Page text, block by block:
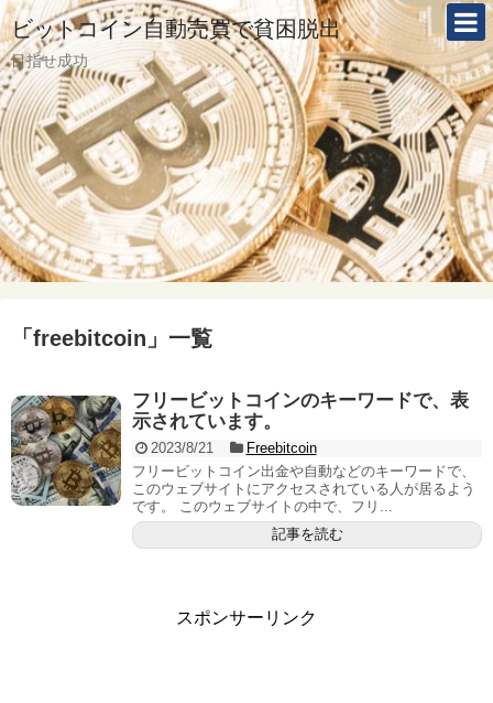
ビットコイン自動売買で貧困脱出
目指せ成功
「 freebitcoin 」 一覧
フリービットコインのキーワードで、表
示されています。
2023/8/21
Freebitcoin
フリービットコイン出金や自動などのキーワードで、
このウェブサイトにアクセスされている人が居るよう
です。 このウェブサイトの中で、フリ...
記事を読む
スポンサーリンク